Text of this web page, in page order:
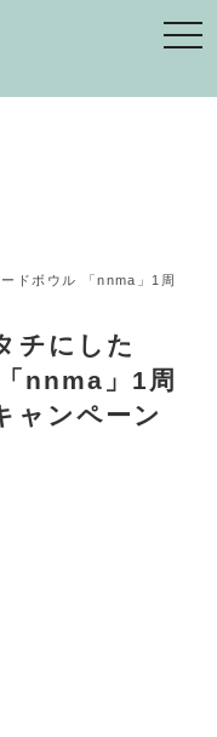
ドボウル 「nnma」1周
チにした
nnma」1周
ャンペーン